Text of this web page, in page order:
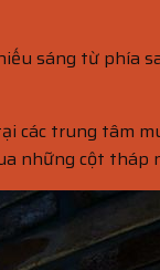
sáng từ phía
các trung tâm
những cột